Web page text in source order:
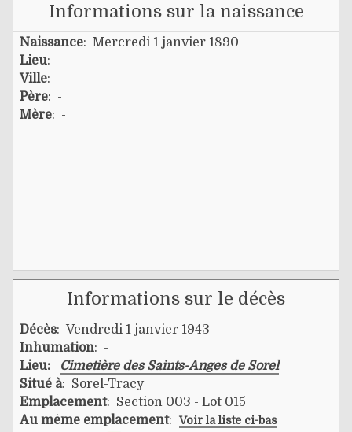
Informations sur la naissance
Naissance: Mercredi 1 janvier 1890
Lieu: -
Ville: -
Père: -
Mère: -
Informations sur le décès
Décès: Vendredi 1 janvier 1943
Inhumation: -
Lieu:
Cimetière des Saints-Anges de Sorel
Situé à: Sorel-Tracy
Emplacement: Section 003 - Lot 015
Au même emplacement: Voir la liste ci-bas